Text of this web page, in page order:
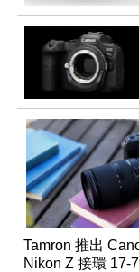
Tamron 推出
Nikon Z 接環 17-